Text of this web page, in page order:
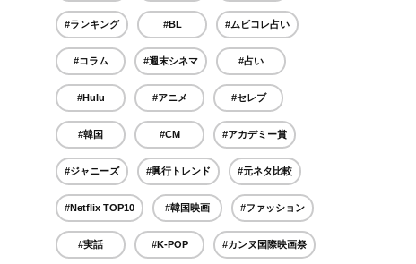
#ランキング #BL #ムビコレ占い
#コラム #週末シネマ #占い
#Hulu #アニメ #セレブ
#韓国 #CM #アカデミー賞
#ジャニーズ #興行トレンド #元ネタ比較
#Netflix TOP10 #韓国映画 #ファッション
#実話 #K-POP #カンヌ国際映画祭